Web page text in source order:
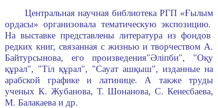
Центральная научная библиотека РГП «Ғылым
ордасы» организовала тематическую экспозицию.
На выставке представлены литература из фондов
редких книг, связанная с жизнью и творчеством А.
Байтурсынова, его произведения"Әліпби", "Оқу
құрал", "Тіл құрал", "Сауат ашқыш", изданные на
арабской графикеи латинице. А также труды
ученых К. Жубанова, Т. Шонанова, С. Кенесбаева,
М. Балакаева и др.